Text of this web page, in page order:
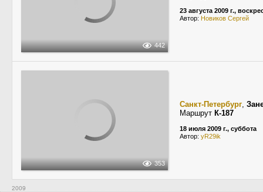
442
23 августа 2009 г.,
Автор: Новиков Сергей
353
Санкт-Петербург,
Маршрут К-187
18 июля 2009 г., суббота
Автор: yR29ik
2009